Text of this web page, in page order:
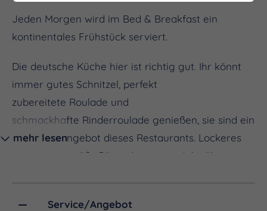
Jeden Morgen wird im Bed & Breakfast ein
kontinentales Frühstück serviert.
Die deutsche Küche hier ist richtig gut. Ihr könnt
immer gutes Schnitzel, perfekt
zubereitete Roulade und
schmackhafte Rinderroulade genießen, sie sind ein
spezielles Angebot dieses Restaurants. Lockeres
Personal begrüßt Gäste das ganze Jahr über.
mehr lesen
Service/Angebot